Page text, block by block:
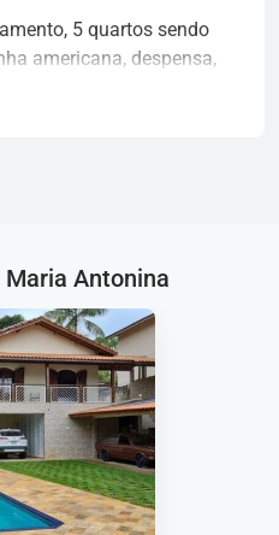
5 quartos sendo
americana, despensa,
de jogos.
Antonina